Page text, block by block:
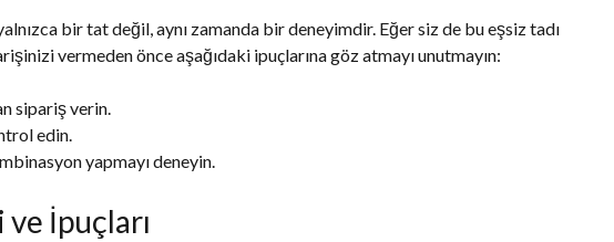
bir tat değil, aynı zamanda bir deneyimdir. Eğer siz de bu eşsiz tadı
vermeden önce aşağıdaki ipuçlarına göz atmayı unutmayın:
sipariş verin.
edin.
yapmayı deneyin.
İpuçları